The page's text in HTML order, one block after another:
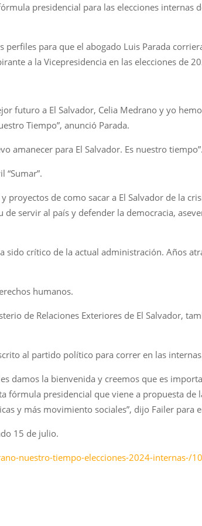
presidencial para las elecciones internas
para que el abogado Luis Parada
a la Vicepresidencia en las elecciones de
futuro a El Salvador, Celia Medrano y yo
Tiempo”, anunció Parada.
amanecer para El Salvador. Es nuestro tiempo”.
de como sacar a El Salvador de la
servir al país y defender la democracia,
crítico de la actual administración. Años
humanos.
de Relaciones Exteriores de El Salvador,
al partido político para correr en las
damos la bienvenida y creemos que es
presidencial que viene a propuesta de
y más movimiento sociales”, dijo Failer para
15 de julio.
nuestro-tiempo-elecciones-2024-internas-/